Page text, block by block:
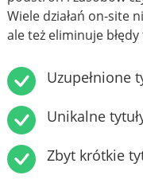
Wiele działań on-site
ale też eliminuje
Uzupełnione
Unikalne
Zbyt krótkie